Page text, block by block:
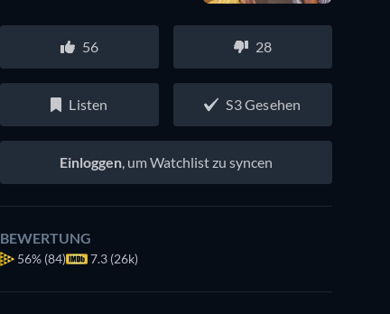
56 28
Listen S3 Gesehen
Einloggen, um Watchlist zu syncen
BEWERTUNG
56% (84) 7.3 (26k)